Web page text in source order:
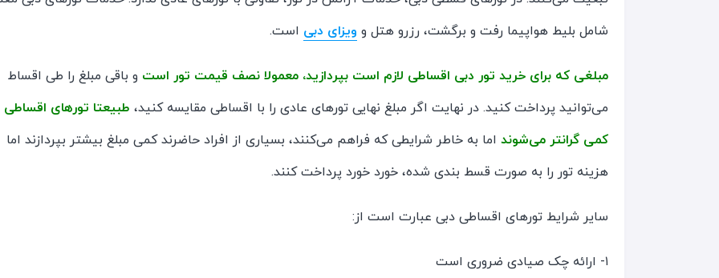
شامل بلیط هواپیما رفت و برگشت، رزرو هتل و ویزای دبی است.
مبلغی که برای خرید تور دبی اقساطی لازم است بپردازید، معمولا نصف قیمت تور است و باقی مبلغ را طی اقساط
می‌توانید پرداخت کنید. در نهایت اگر مبلغ نهایی تورهای عادی را با اقساطی مقایسه کنید، طبیعتا تورهای اقساطی
کمی گرانتر می‌شوند اما به خاطر شرایطی که فراهم می‌کنند، بسیاری از افراد حاضرند کمی مبلغ بیشتر بپردازند اما
هزینه تور را به صورت قسط بندی شده، خورد خورد پرداخت کنند.
سایر شرایط تورهای اقساطی دبی عبارت است از:
۱- ارائه چک صیادی ضروری است